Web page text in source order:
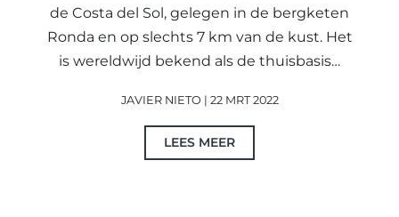
de Costa del Sol, gelegen in de bergketen
Ronda en op slechts 7 km van de kust. Het
is wereldwijd bekend als de thuisbasis…
JAVIER NIETO | 22 MRT 2022
LEES MEER